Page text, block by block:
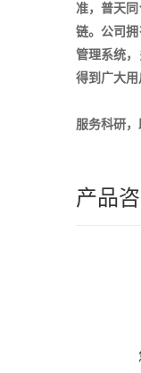
准，普天
链。公司
管理系统
得到广大
服务科研
产品